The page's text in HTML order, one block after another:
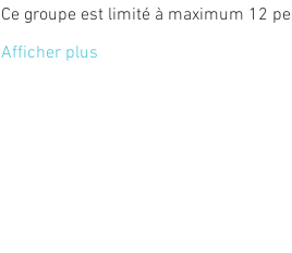
Ce groupe est limité à maximum 12
Afficher plus